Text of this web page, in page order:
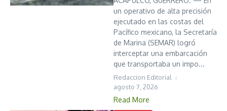
un operativo de alta precisión
ejecutado en las costas del
Pacífico mexicano, la Secretaría
de Marina (SEMAR) logró
interceptar una embarcación
que transportaba un impo...
Redaccion Editorial
agosto 7, 2026
Read More